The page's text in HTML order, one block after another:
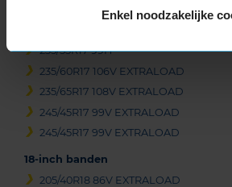
Enkel noodzakelijke
235/45R17 97V EXTRALOAD
235/55R17 99H
235/60R17 106V EXTRALOAD
235/65R17 108V EXTRALOAD
245/45R17 99V EXTRALOAD
245/45R17 99V EXTRALOAD
18-inch banden
205/40R18 86V EXTRALOAD